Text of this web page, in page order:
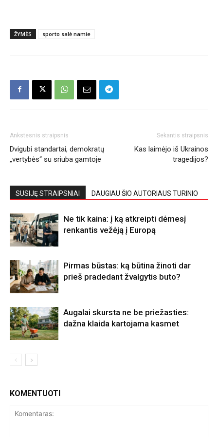
ŽYMĖS sporto salė namie
Ankstesnis straipsnis
Dvigubi standartai, demokratų
„vertybės“ su sriuba gamtoje
Sekantis straipsnis
Kas laimėjo iš Ukrainos
tragedijos?
SUSIJĘ STRAIPSNIAI DAUGIAU ŠIO AUTORIAUS TURINIO
Ne tik kaina: į ką atkreipti dėmesį
renkantis vežėją į Europą
Pirmas būstas: ką būtina žinoti dar
prieš pradedant žvalgytis buto?
Augalai skursta ne be priežasties:
dažna klaida kartojama kasmet
KOMENTUOTI